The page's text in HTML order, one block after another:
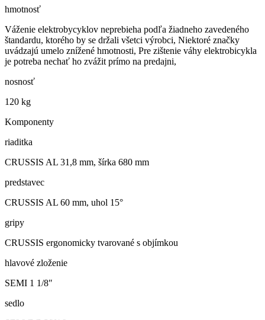
hmotnosť
Váženie elektrobycyklov neprebieha podľa žiadneho zavedeného
štandardu, ktorého by se držali všetci výrobci, Niektoré značky
uvádzajú umelo znížené hmotnosti, Pre zištenie váhy elektrobicykla
je potreba nechať ho zvážit prímo na predajni,
nosnosť
120 kg
Komponenty
riaditka
CRUSSIS AL 31,8 mm, šírka 680 mm
predstavec
CRUSSIS AL 60 mm, uhol 15°
gripy
CRUSSIS ergonomicky tvarované s objímkou
hlavové zloženie
SEMI 1 1/8″
sedlo